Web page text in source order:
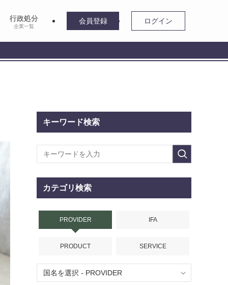
行政処分
企業一覧
会員登録 ログイン
キーワード検索
カテゴリ検索
PROVIDER IFA
PRODUCT SERVICE